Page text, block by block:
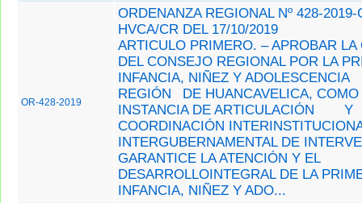
OR-428-2019
ORDENANZA REGIONAL Nº 428-
HVCA/CR DEL 17/10/2019
ARTICULO PRIMERO. – APROBAR LA
DEL CONSEJO REGIONAL POR LA
INFANCIA, NIÑEZ Y ADOLESCENCIA
REGIÓN
DE HUANCAVELICA, COMO
INSTANCIA DE ARTICULACIÓN
Y
COORDINACIÓN
INTERGUBERNAMENTAL DE
GARANTICE LA ATENCIÓN Y EL
DESARROLLOINTEGRAL DE LA
INFANCIA, NIÑEZ Y ADO...